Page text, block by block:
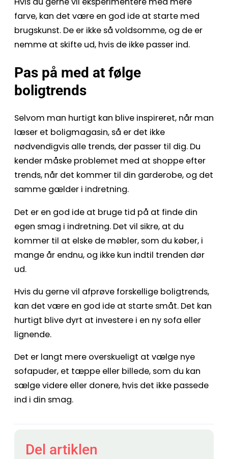
farve, kan det være en god ide at starte med
brugskunst. De er ikke så voldsomme, og de er
nemme at skifte ud, hvis de ikke passer ind.
Pas på med at følge
boligtrends
Selvom man hurtigt kan blive inspireret, når man
læser et boligmagasin, så er det ikke
nødvendigvis alle trends, der passer til dig. Du
kender måske problemet med at shoppe efter
trends, når det kommer til din garderobe, og det
samme gælder i indretning.
Det er en god ide at bruge tid på at finde din
egen smag i indretning. Det vil sikre, at du
kommer til at elske de møbler, som du køber, i
mange år endnu, og ikke kun indtil trenden dør
ud.
Hvis du gerne vil afprøve forskellige boligtrends,
kan det være en god ide at starte småt. Det kan
hurtigt blive dyrt at investere i en ny sofa eller
lignende.
Det er langt mere overskueligt at vælge nye
sofapuder, et tæppe eller billede, som du kan
sælge videre eller donere, hvis det ikke passede
ind i din smag.
Del artiklen